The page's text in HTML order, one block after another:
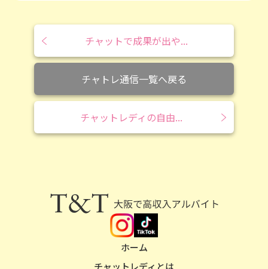
チャットで成果が出や...
チャトレ通信一覧へ戻る
チャットレディの自由...
安全性NO.1の大阪チャットレディなら
ホーム
チャットレディとは